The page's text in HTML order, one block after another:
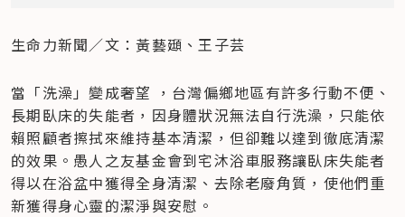
生命力新聞／文：黃藝頲、王子芸
當「洗澡」變成奢望 ，台灣偏鄉地區有許多行動不便、
長期臥床的失能者，因身體狀況無法自行洗澡，只能依
賴照顧者擦拭來維持基本清潔，但卻難以達到徹底清潔
的效果。愚人之友基金會到宅沐浴車服務讓臥床失能者
得以在浴盆中獲得全身清潔、去除老廢角質，使他們重
新獲得身心靈的潔淨與安慰。